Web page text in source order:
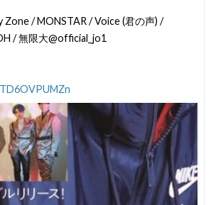
Zone / MONSTAR / Voice (君の声) /
/ 無限大@official_jo1